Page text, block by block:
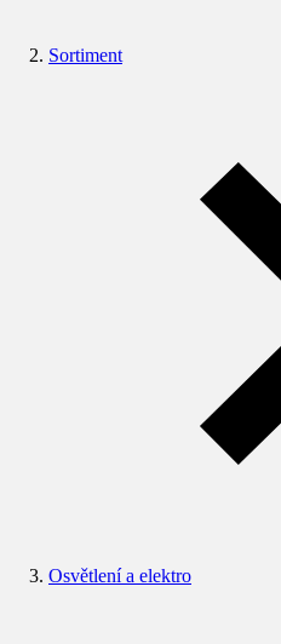
Sortiment
Osvětlení a elektro